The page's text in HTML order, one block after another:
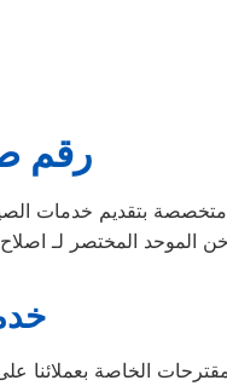
رقم صيانة يونيون اير في بحلوان
بتقديم خدمات
المختصر لـ اصلاح
الخاصة